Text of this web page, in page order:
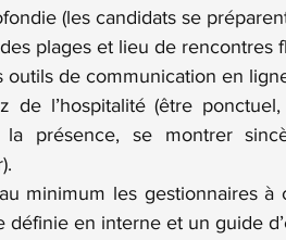
(les candidats se
plages et lieu de rencontres
outils de communication en
de l’hospitalité (être
présence, se montrer
minimum les gestionnaires
définie en interne et un guide